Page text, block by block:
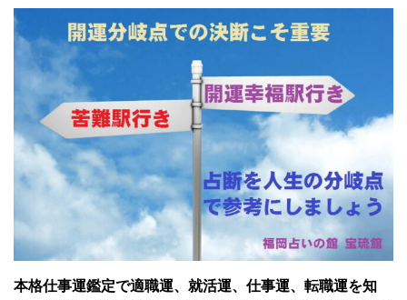
本格仕事運鑑定で適職運、就活運、仕事運、転職運を知